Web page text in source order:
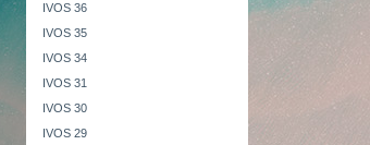
IVOS 36
IVOS 35
IVOS 34
IVOS 31
IVOS 30
IVOS 29